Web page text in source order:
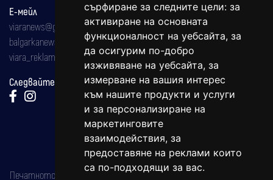
сърфиране за следните цели: за
активиране на основната
функционалност на уебсайта, за
да осигурим по-добро
изживяване на уебсайта, за
измерване на вашия интерес
към нашите продукти и услуги
и за персонализиране на
маркетинговите
взаимодействия, за
предоставяне на реклами които
са по-подходящи за вас.
Е-мейл
viaranews@gmail.com
balgarkanews@gmail.com
viara_reklama@mail.bg
Следвайте ни:
Печатното издание на вестника е регистрирано в националния